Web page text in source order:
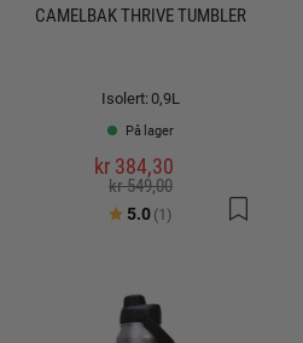
CAMELBAK THRIVE TUMBLER
Isolert: 0,9L
På lager
kr 384,30
kr 549,00
Karakter:
5.0(1) av 5 mulige